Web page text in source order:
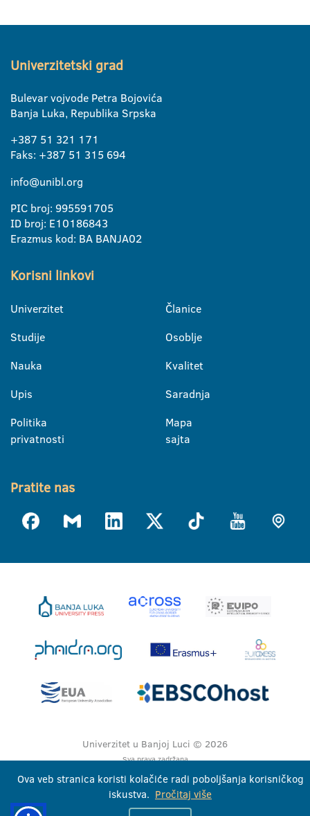
Univerzitetski grad
Bulevar vojvode Petra Bojovića
Banja Luka, Republika Srpska
+387 51 321 171
Faks: +387 51 315 694
info@unibl.org
PIC broj: 995591705
ID broj: E10186843
Erazmus kod: BA BANJA02
Korisni linkovi
Univerzitet
Studije
Nauka
Upis
Politika
privatnosti
Članice
Osoblje
Kvalitet
Saradnja
Mapa
sajta
Pratite nas
Univerzitet u Banjoj Luci © 2026
Sva prava zadržana
Ova veb stranica koristi kolačiće radi poboljšanja korisničkog
iskustva. Pročitaj više